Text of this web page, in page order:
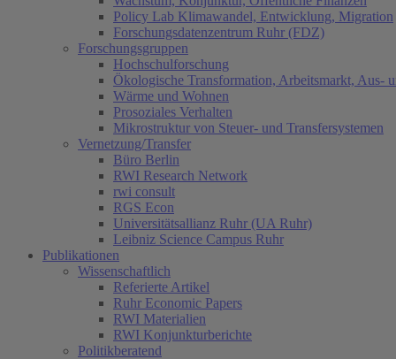
Policy Lab Klimawandel, Entwicklung, Migration
Forschungsdatenzentrum Ruhr (FDZ)
Forschungsgruppen
Hochschulforschung
Ökologische Transformation, Arbeitsmarkt, Aus-
Wärme und Wohnen
Prosoziales Verhalten
Mikrostruktur von Steuer- und Transfersystemen
Vernetzung/Transfer
Büro Berlin
RWI Research Network
rwi consult
RGS Econ
Universitätsallianz Ruhr (UA Ruhr)
Leibniz Science Campus Ruhr
Publikationen
Wissenschaftlich
Referierte Artikel
Ruhr Economic Papers
RWI Materialien
RWI Konjunkturberichte
Politikberatend